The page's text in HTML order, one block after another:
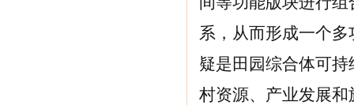
系，从而形成一个
疑是田园综合体可
村资源、产业发展